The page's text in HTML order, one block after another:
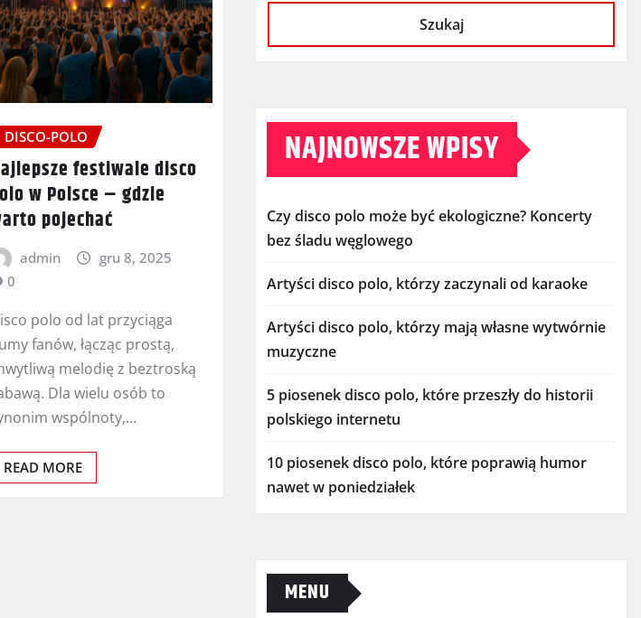
DISCO-POLO
festiwale disco
w Polsce – gdzie
pojechać
admin
gru 8, 2025
0
polo od lat przyciąga
fanów, łącząc prostą,
melodię z beztroską
Dla wielu osób to
wspólnoty,…
READ MORE
Szukaj
NAJNOWSZE WPISY
Czy disco polo może być ekologiczne? Koncerty
bez śladu węglowego
Artyści disco polo, którzy zaczynali od karaoke
Artyści disco polo, którzy mają własne wytwórnie
muzyczne
5 piosenek disco polo, które przeszły do historii
polskiego internetu
10 piosenek disco polo, które poprawią humor
nawet w poniedziałek
MENU